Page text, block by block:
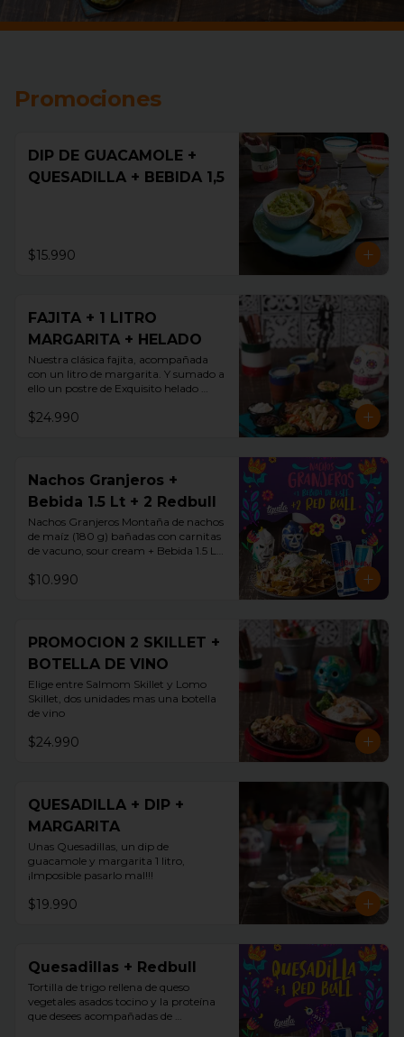
Promociones
DIP DE GUACAMOLE +
QUESADILLA + BEBIDA 1,5
$15.990
FAJITA + 1 LITRO
MARGARITA + HELADO
Nuestra clásica fajita, acompañada
con un litro de margarita. Y sumado a
ello un postre de Exquisito helado
$24.990
Nachos Granjeros +
Bebida 1.5 Lt + 2 Redbull
Nachos Granjeros Montaña de nachos
de maíz (180 g) bañadas con carnitas
de vacuno, sour cream + Bebida 1.5 LT
$10.990
PROMOCION 2 SKILLET +
BOTELLA DE VINO
Elige entre Salmom Skillet y Lomo
Skillet, dos unidades mas una botella
de vino
$24.990
QUESADILLA + DIP +
MARGARITA
Unas Quesadillas, un dip de
guacamole y margarita 1 litro,
¡Imposible pasarlo mal!!!
$19.990
Quesadillas + Redbull
Tortilla de trigo rellena de queso
vegetales asados tocino y la proteína
que desees acompañadas de